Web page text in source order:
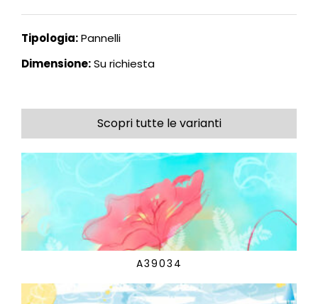
Tipologia:Pannelli
Dimensione:Su richiesta
Scopri tutte le varianti
A39034